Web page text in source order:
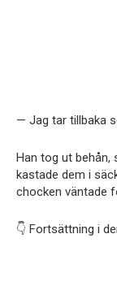
— Jag tar tillbaka
Han tog ut behån,
kastade dem i
chocken väntade
👇 Fortsättning i